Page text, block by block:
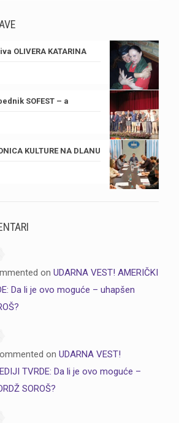
OLIVERA KATARINA
SOFEST – a
KULTURE NA DLANU
on UDARNA VEST! AMERIČKI
Da li je ovo moguće – uhapšen
on UDARNA VEST!
TVRDE: Da li je ovo moguće –
SOROŠ?